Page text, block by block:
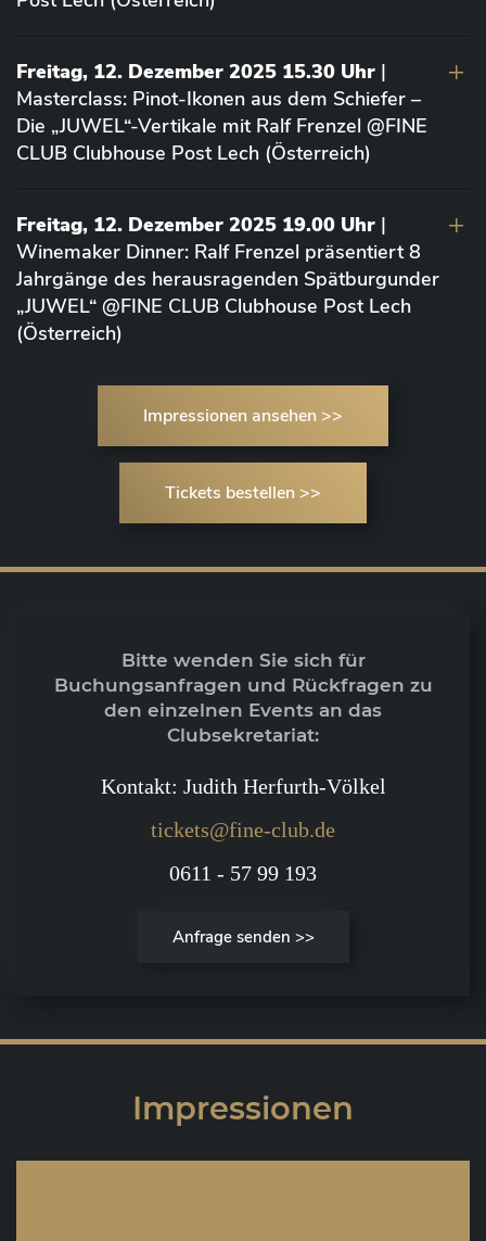
Freitag, 12. Dezember 2025 15.30 Uhr |
Masterclass: Pinot-Ikonen aus dem Schiefer –
Die „JUWEL“-Vertikale mit Ralf Frenzel @FINE
CLUB Clubhouse Post Lech (Österreich)
Freitag, 12. Dezember 2025 19.00 Uhr |
Winemaker Dinner: Ralf Frenzel präsentiert 8
Jahrgänge des herausragenden Spätburgunder
„JUWEL“ @FINE CLUB Clubhouse Post Lech
(Österreich)
Impressionen ansehen >>
Tickets bestellen >>
Bitte wenden Sie sich für
Buchungsanfragen und Rückfragen zu
den einzelnen Events an das
Clubsekretariat:
Kontakt: Judith Herfurth-Völkel
tickets@fine-club.de
0611 - 57 99 193
Anfrage senden >>
Impressionen